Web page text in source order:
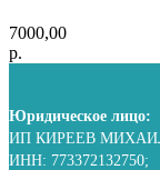
7000,00
р.
Юридическое лицо:
ИП КИРЕЕВ
ИНН: 773372132750;